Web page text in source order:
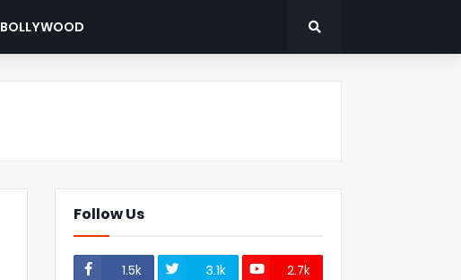
BOLLYWOOD
Follow Us
1.5k 3.1k
2.7k